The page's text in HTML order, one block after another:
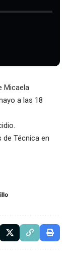
Micaela
a las 18
Técnica en